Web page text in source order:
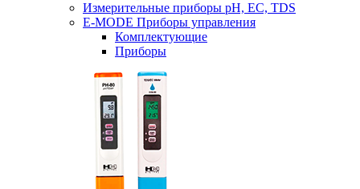
Измерительные приборы pH, EC, TDS
E-MODE Приборы управления
Комплектующие
Приборы